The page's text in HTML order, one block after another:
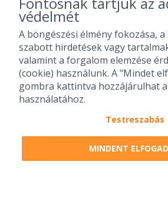
védelmét
A böngészési élmény fokozása, a
szabott hirdetések vagy
valamint a forgalom elemzése
(cookie) használunk. A "Mindet
gombra kattintva hozzájárulhat
használatához.
Testreszabás
MINDENT